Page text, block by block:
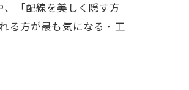
「配線を美しく隠す方
る方が最も気になる・工